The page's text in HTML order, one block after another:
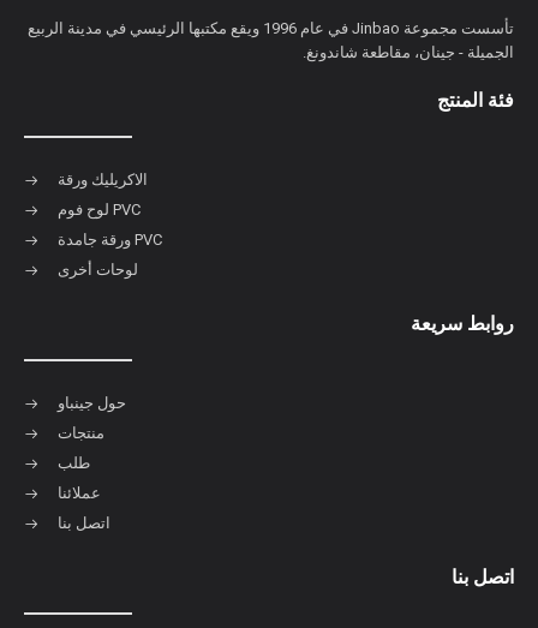
تأسست مجموعة Jinbao في عام 1996 ويقع مكتبها الرئيسي في مدينة الربيع
الجميلة - جينان، مقاطعة شاندونغ.
فئة المنتج
الاكريليك ورقة
لوح فوم PVC
ورقة جامدة PVC
لوحات أخرى
روابط سريعة
حول جينباو
منتجات
طلب
عملائنا
اتصل بنا
اتصل بنا